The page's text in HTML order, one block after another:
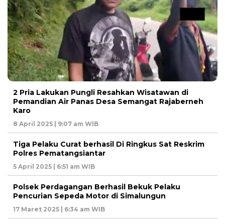
2 Pria Lakukan Pungli Resahkan Wisatawan di
Pemandian Air Panas Desa Semangat Rajaberneh
Karo
8 April 2025 | 9:07 am WIB
Tiga Pelaku Curat berhasil Di Ringkus Sat Reskrim
Polres Pematangsiantar
5 April 2025 | 6:51 am WIB
Polsek Perdagangan Berhasil Bekuk Pelaku
Pencurian Sepeda Motor di Simalungun
17 Maret 2025 | 6:34 am WIB